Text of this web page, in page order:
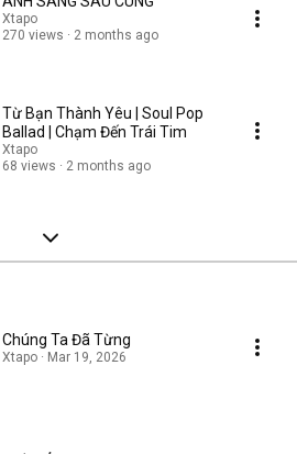
Xtapo
270 views
2 months ago
Từ Bạn Thành Yêu | Soul Pop
Ballad | Chạm Đến Trái Tim
Xtapo
68 views
2 months ago
Chúng Ta Đã Từng
Xtapo · Mar 19, 2026